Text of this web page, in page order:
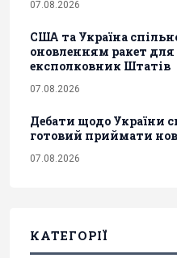
07.08.2026
США та Україна
оновленням ракет
експолковник Штатів
07.08.2026
Дебати щодо України
готовий приймати
07.08.2026
КАТЕГОРІЇ